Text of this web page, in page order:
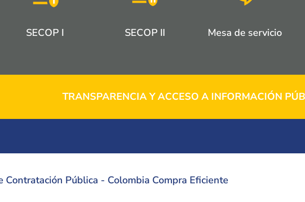
SECOP I SECOP II Mesa de servicio
TRANSPARENCIA Y ACCESO A INFORMACIÓN
Contratación Pública - Colombia Compra Eficiente